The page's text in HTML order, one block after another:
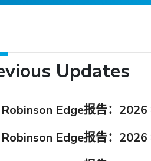
Updates
Edge报告：2026
Edge报告：2026